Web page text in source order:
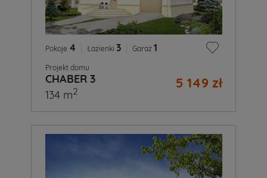
Pokoje 4 Łazienki 3 Garaż 1
Projekt domu
CHABER 3 5 149 zł
134 m2